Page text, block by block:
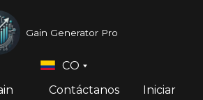
Gain Generator Pro
Contáctanos
Iniciar
CO